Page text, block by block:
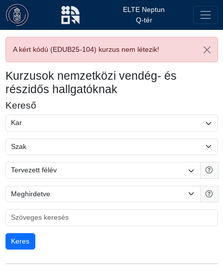
ELTE Neptun
Q-tér
A kért kódú (EDUB25-104) kurzus nem létezik!
Kurzusok nemzetközi vendég- és
részidős hallgatóknak
Kereső